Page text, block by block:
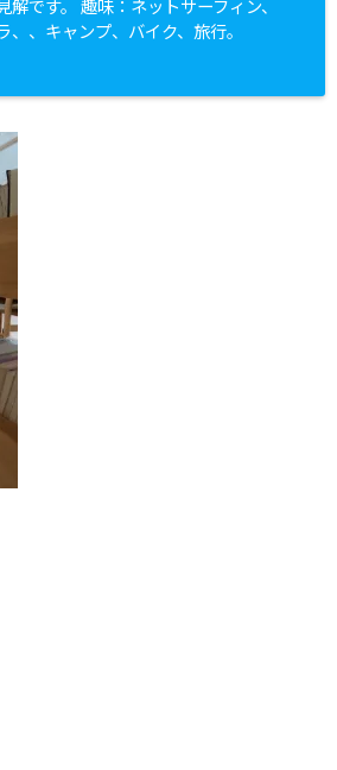
解です。 趣味：ネットサーフィン、
、、キャンプ、バイク、旅行。